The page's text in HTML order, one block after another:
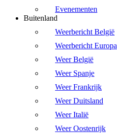
Evenementen
Buitenland
Weerbericht België
Weerbericht Europa
Weer België
Weer Spanje
Weer Frankrijk
Weer Duitsland
Weer Italië
Weer Oostenrijk